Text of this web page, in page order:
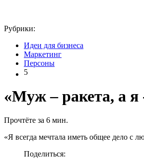
Рубрики:
Идеи для бизнеса
Маркетинг
Персоны
5
«Муж – ракета, а я
Прочтёте за 6 мин.
«Я всегда мечтала иметь общее дело с
Поделиться: